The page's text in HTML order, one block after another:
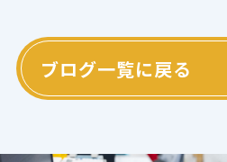
ブログ一覧に戻る